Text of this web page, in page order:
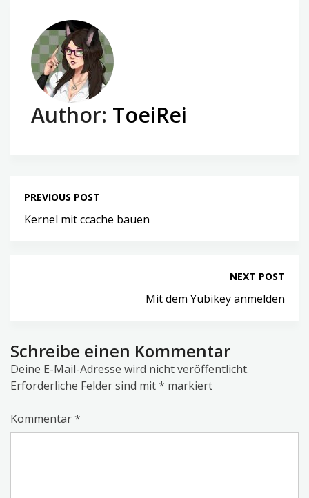
Author: ToeiRei
PREVIOUS POST
Kernel mit ccache bauen
NEXT POST
Mit dem Yubikey anmelden
Schreibe einen Kommentar
Deine E-Mail-Adresse wird nicht veröffentlicht.
Erforderliche Felder sind mit* markiert
Kommentar*